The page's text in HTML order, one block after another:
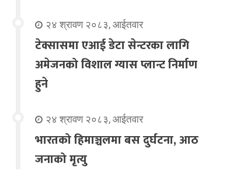
२४ श्रावण २०८३, आईतवार
टेक्सासमा एआई डेटा सेन्टरका लागि
अमेजनको विशाल ग्यास प्लान्ट निर्माण
हुने
२४ श्रावण २०८३, आईतवार
भारतको हिमाञ्चलमा बस दुर्घटना, आठ
जनाको मृत्यु